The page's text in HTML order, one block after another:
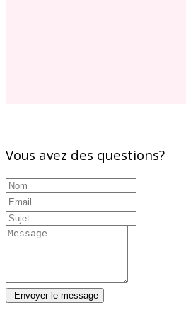
Vous avez des questions?
Envoyer le message